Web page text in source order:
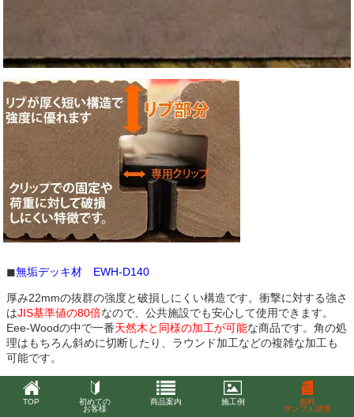
◼︎無垢デッキ材 EWH-D140
厚み22mmの抜群の強度と破損しにくい構造です。衝撃に対する強さ
はJIS基準値の80倍なので、公共施設でも安心して使用できます。
Eee-Woodの中で一番天然木と同様の加工が可能な商品です。角の処
理はもちろん斜めに切断したり、ラウンド加工などの複雑な加工も
可能です。
TOP
初めての
お客様
商品案内 施工例
無料
サンプル請求